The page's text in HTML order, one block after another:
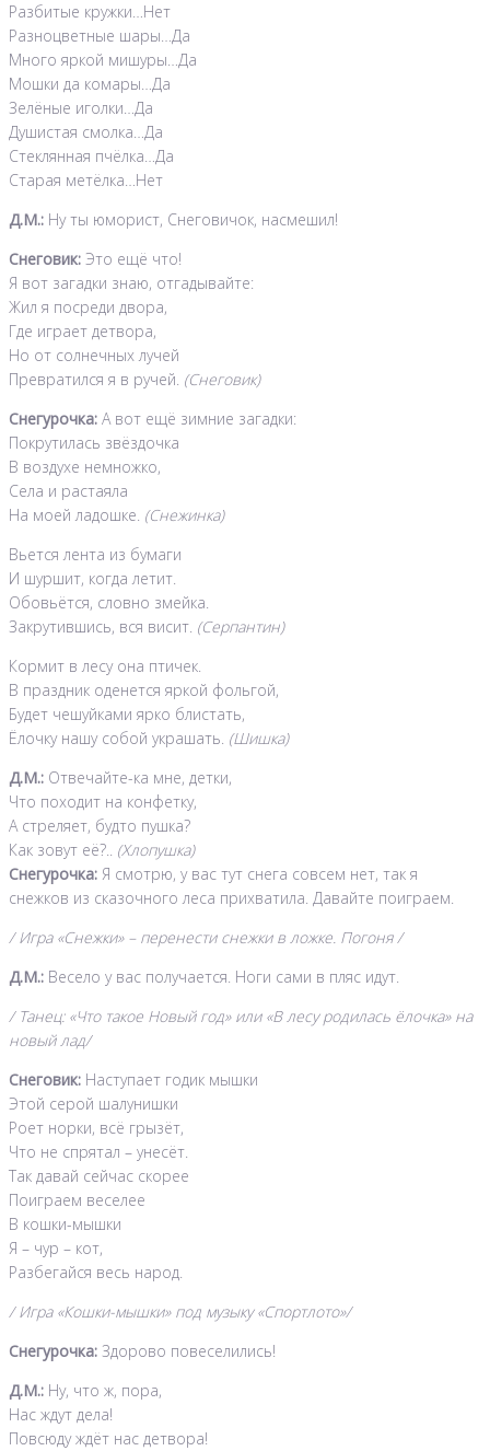
Разбитые кружки…Нет
Разноцветные шары…Да
Много яркой мишуры…Да
Мошки да комары…Да
Зелёные иголки…Да
Душистая смолка…Да
Стеклянная пчёлка…Да
Старая метёлка…Нет
Д.М.: Ну ты юморист, Снеговичок, насмешил!
Снеговик: Это ещё что!
Я вот загадки знаю, отгадывайте:
Жил я посреди двора,
Где играет детвора,
Но от солнечных лучей
Превратился я в ручей. (Снеговик)
Снегурочка: А вот ещё зимние загадки:
Покрутилась звёздочка
В воздухе немножко,
Села и растаяла
На моей ладошке. (Снежинка)
Вьется лента из бумаги
И шуршит, когда летит.
Обовьётся, словно змейка.
Закрутившись, вся висит. (Серпантин)
Кормит в лесу она птичек.
В праздник оденется яркой фольгой,
Будет чешуйками ярко блистать,
Ёлочку нашу собой украшать. (Шишка)
Д.М.: Отвечайте-ка мне, детки,
Что походит на конфетку,
А стреляет, будто пушка?
Как зовут её?.. (Хлопушка)
Снегурочка: Я смотрю, у вас тут снега совсем нет, так я
снежков из сказочного леса прихватила. Давайте поиграем.
/ Игра «Снежки» – перенести снежки в ложке. Погоня /
Д.М.: Весело у вас получается. Ноги сами в пляс идут.
/ Танец: «Что такое Новый год» или «В лесу родилась ёлочка» на
новый лад/
Снеговик: Наступает годик мышки
Этой серой шалунишки
Роет норки, всё грызёт,
Что не спрятал – унесёт.
Так давай сейчас скорее
Поиграем веселее
В кошки-мышки
Я – чур – кот,
Разбегайся весь народ.
/ Игра «Кошки-мышки» под музыку «Спортлото»/
Снегурочка: Здорово повеселились!
Д.М.: Ну, что ж, пора,
Нас ждут дела!
Повсюду ждёт нас детвора!